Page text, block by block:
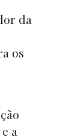
da
os
a